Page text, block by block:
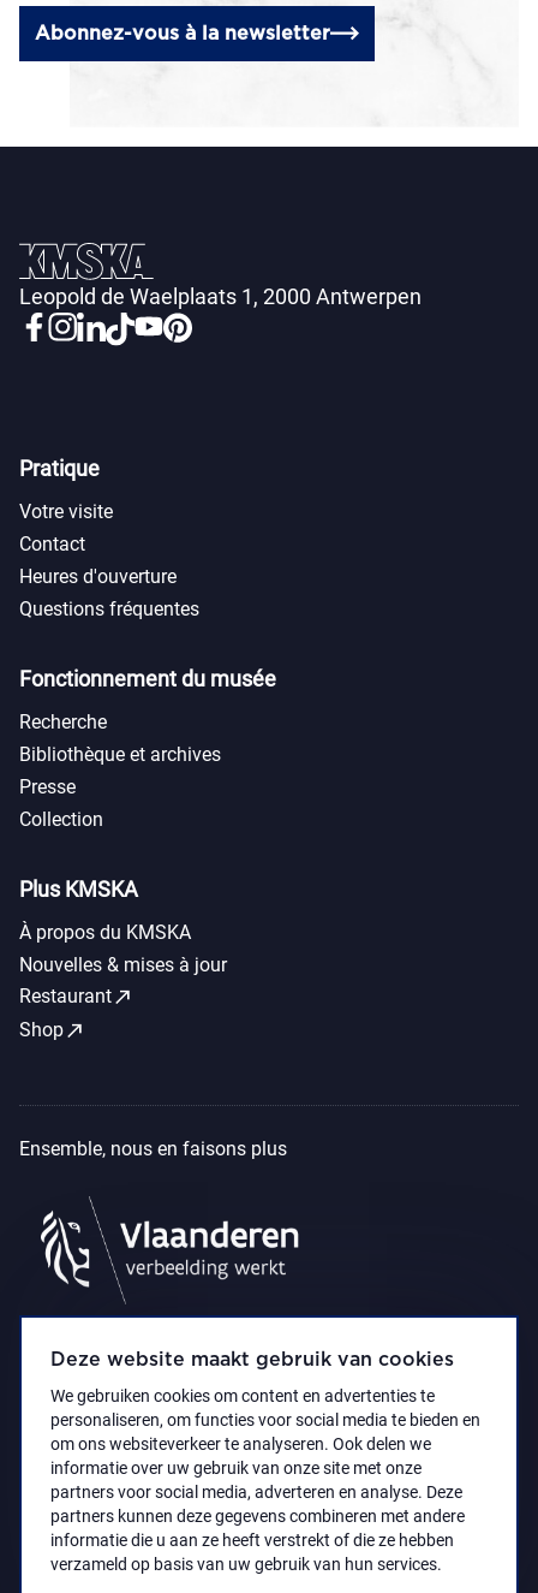
Deze website maakt gebruik van cookies
We gebruiken cookies om content en advertenties te
personaliseren, om functies voor social media te bieden en
om ons websiteverkeer te analyseren. Ook delen we
informatie over uw gebruik van onze site met onze
partners voor social media, adverteren en analyse. Deze
partners kunnen deze gegevens combineren met andere
informatie die u aan ze heeft verstrekt of die ze hebben
verzameld op basis van uw gebruik van hun services.
Abonnez-vous à la newsletter
Leopold de Waelplaats 1, 2000 Antwerpen
Pratique
Votre visite
Contact
Heures d'ouverture
Questions fréquentes
Fonctionnement du musée
Recherche
Bibliothèque et archives
Presse
Collection
Plus KMSKA
À propos du KMSKA
Nouvelles & mises à jour
Restaurantcall_made
Shopcall_made
Ensemble, nous en faisons plus
Déclaration d’accessibilitéPrivacy policy
© 2021 Koninklijk Museum voor Schone Kunsten